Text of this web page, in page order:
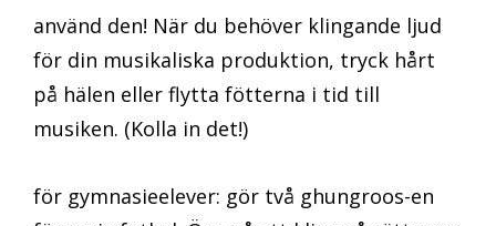
använd den! När du behöver klingande ljud
för din musikaliska produktion, tryck hårt
på hälen eller flytta fötterna i tid till
musiken. (Kolla in det!)
för gymnasieelever: gör två ghungroos-en